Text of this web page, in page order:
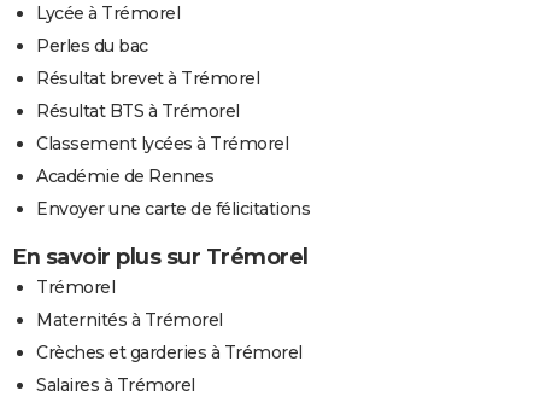
Lycée à Trémorel
Perles du bac
Résultat brevet à Trémorel
Résultat BTS à Trémorel
Classement lycées à Trémorel
Académie de Rennes
Envoyer une carte de félicitations
En savoir plus sur Trémorel
Trémorel
Maternités à Trémorel
Crèches et garderies à Trémorel
Salaires à Trémorel